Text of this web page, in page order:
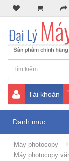
Tài khoản
Danh mục
Máy photocopy
Máy photocopy